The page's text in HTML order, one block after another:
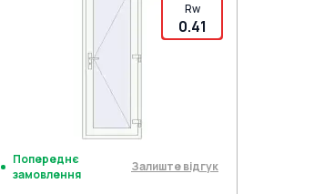
Rw
0.41
Попереднє
замовлення
Залиште відгук